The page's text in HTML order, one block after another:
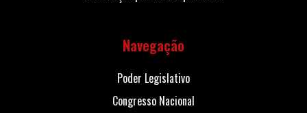
Navegação
Poder Legislativo
Congresso Nacional